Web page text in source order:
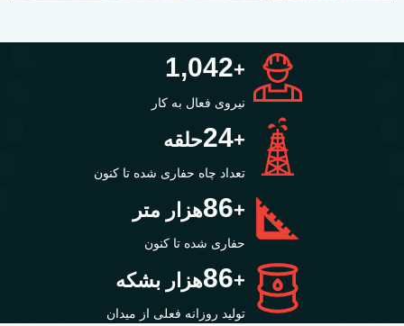
+
1,390
نیروی فعال به کار
+
25حلقه
تعداد چاه حفاری شده تا کنون
+
89هزار متر
حفاری شده تا کنون
+
89هزار بشکه
تولید روزانه فعلی از میدان